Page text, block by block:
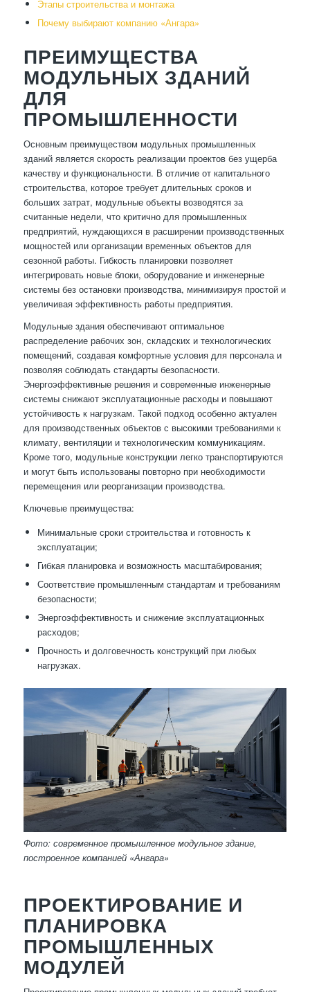
Этапы строительства и монтажа
Почему выбирают компанию «Ангара»
ПРЕИМУЩЕСТВА
МОДУЛЬНЫХ ЗДАНИЙ
ДЛЯ
ПРОМЫШЛЕННОСТИ
Основным преимуществом модульных промышленных
зданий является скорость реализации проектов без ущерба
качеству и функциональности. В отличие от капитального
строительства, которое требует длительных сроков и
больших затрат, модульные объекты возводятся за
считанные недели, что критично для промышленных
предприятий, нуждающихся в расширении производственных
мощностей или организации временных объектов для
сезонной работы. Гибкость планировки позволяет
интегрировать новые блоки, оборудование и инженерные
системы без остановки производства, минимизируя простой и
увеличивая эффективность работы предприятия.
Модульные здания обеспечивают оптимальное
распределение рабочих зон, складских и технологических
помещений, создавая комфортные условия для персонала и
позволяя соблюдать стандарты безопасности.
Энергоэффективные решения и современные инженерные
системы снижают эксплуатационные расходы и повышают
устойчивость к нагрузкам. Такой подход особенно актуален
для производственных объектов с высокими требованиями к
климату, вентиляции и технологическим коммуникациям.
Кроме того, модульные конструкции легко транспортируются
и могут быть использованы повторно при необходимости
перемещения или реорганизации производства.
Ключевые преимущества:
Минимальные сроки строительства и готовность к
эксплуатации;
Гибкая планировка и возможность масштабирования;
Соответствие промышленным стандартам и требованиям
безопасности;
Энергоэффективность и снижение эксплуатационных
расходов;
Прочность и долговечность конструкций при любых
нагрузках.
Фото: современное промышленное модульное здание,
построенное компанией «Ангара»
ПРОЕКТИРОВАНИЕ И
ПЛАНИРОВКА
ПРОМЫШЛЕННЫХ
МОДУЛЕЙ